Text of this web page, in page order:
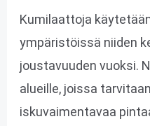
Kumilaattoja
ympäristöissä niiden
joustavuuden vuoksi.
alueille, joissa
iskuvaimentavaa